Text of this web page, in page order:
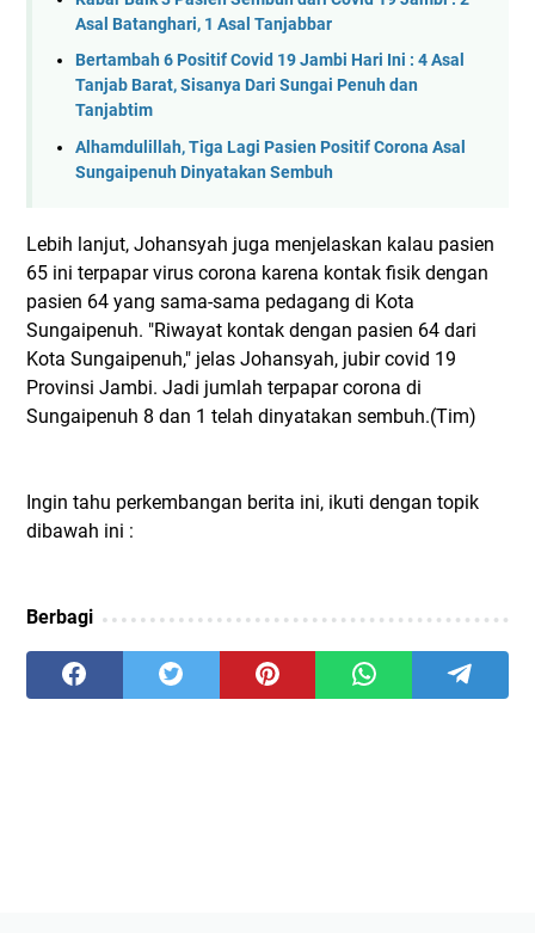
Asal Batanghari, 1 Asal Tanjabbar
Bertambah 6 Positif Covid 19 Jambi Hari Ini : 4 Asal
Tanjab Barat, Sisanya Dari Sungai Penuh dan
Tanjabtim
Alhamdulillah, Tiga Lagi Pasien Positif Corona Asal
Sungaipenuh Dinyatakan Sembuh
Lebih lanjut, Johansyah juga menjelaskan kalau pasien
65 ini terpapar virus corona karena kontak fisik dengan
pasien 64 yang sama-sama pedagang di Kota
Sungaipenuh. "Riwayat kontak dengan pasien 64 dari
Kota Sungaipenuh," jelas Johansyah, jubir covid 19
Provinsi Jambi. Jadi jumlah terpapar corona di
Sungaipenuh 8 dan 1 telah dinyatakan sembuh.(Tim)
Ingin tahu perkembangan berita ini, ikuti dengan topik
dibawah ini :
Berbagi